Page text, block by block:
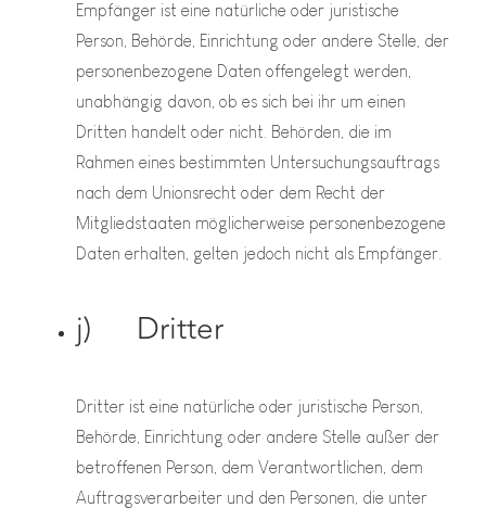
Empfänger ist eine natürliche oder juristische
Person, Behörde, Einrichtung oder andere Stelle, der
personenbezogene Daten offengelegt werden,
unabhängig davon, ob es sich bei ihr um einen
Dritten handelt oder nicht. Behörden, die im
Rahmen eines bestimmten Untersuchungsauftrags
nach dem Unionsrecht oder dem Recht der
Mitgliedstaaten möglicherweise personenbezogene
Daten erhalten, gelten jedoch nicht als Empfänger.
j) Dritter
Dritter ist eine natürliche oder juristische Person,
Behörde, Einrichtung oder andere Stelle außer der
betroffenen Person, dem Verantwortlichen, dem
Auftragsverarbeiter und den Personen, die unter